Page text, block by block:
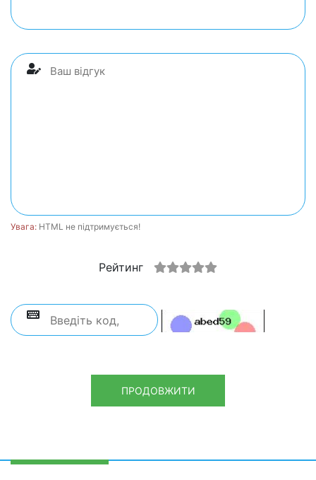
Увага: HTML не підтримується!
Рейтинг
ПРОДОВЖИТИ